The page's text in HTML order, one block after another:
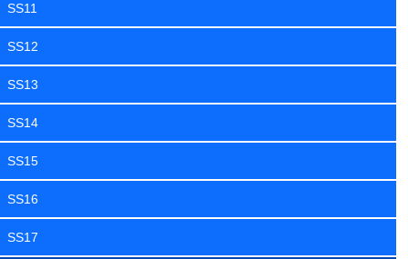
SS11
SS12
SS13
SS14
SS15
SS16
SS17